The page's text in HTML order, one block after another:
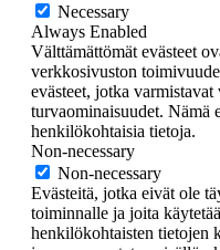
Necessary
Always Enabled
Välttämättömät evästeet
verkkosivuston
evästeet, jotka
turvaominaisuudet. Nämä
henkilökohtaisia tietoja.
Non-necessary
Non-necessary
Evästeitä, jotka eivät ole
toiminnalle ja joita
henkilökohtaisten tietojen